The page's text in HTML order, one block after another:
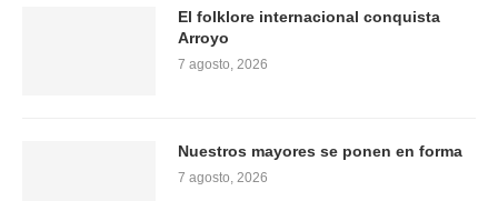
El folklore internacional conquista
Arroyo
7 agosto, 2026
Nuestros mayores se ponen en forma
7 agosto, 2026